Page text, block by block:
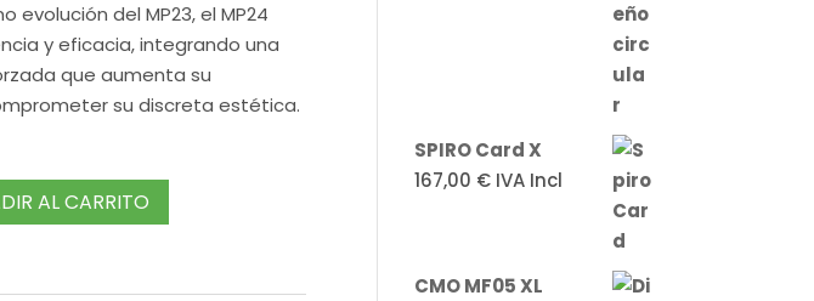
evolución del MP23, el MP24
y eficacia, integrando una
que aumenta su
su discreta estética.
AL CARRITO
SPIRO Card X
167,00 € IVA Incl
CMO MF05 XL